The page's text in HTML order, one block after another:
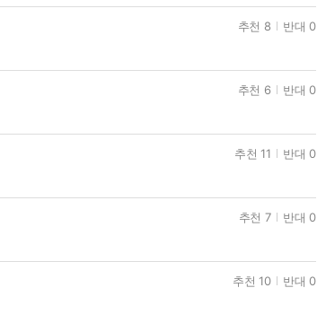
추천 8 반대 0
추천 6 반대 0
추천 11 반대 0
추천 7 반대 0
추천 10 반대 0